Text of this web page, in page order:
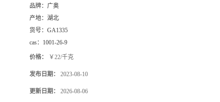
品牌： 广奥
产地： 湖北
货号： GA1335
cas： 1001-26-9
价格： ￥22/千克
发布日期： 2023-08-10
更新日期： 2026-08-06